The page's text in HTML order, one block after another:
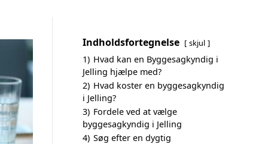
Indholdsfortegnelse skjul
1) Hvad kan en Byggesagkyndig i
Jelling hjælpe med?
2) Hvad koster en byggesagkyndig
i Jelling?
3) Fordele ved at vælge
byggesagkyndig i Jelling
4) Søg efter en dygtig